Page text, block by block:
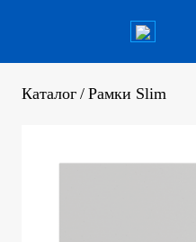
Каталог / Рамки Slim